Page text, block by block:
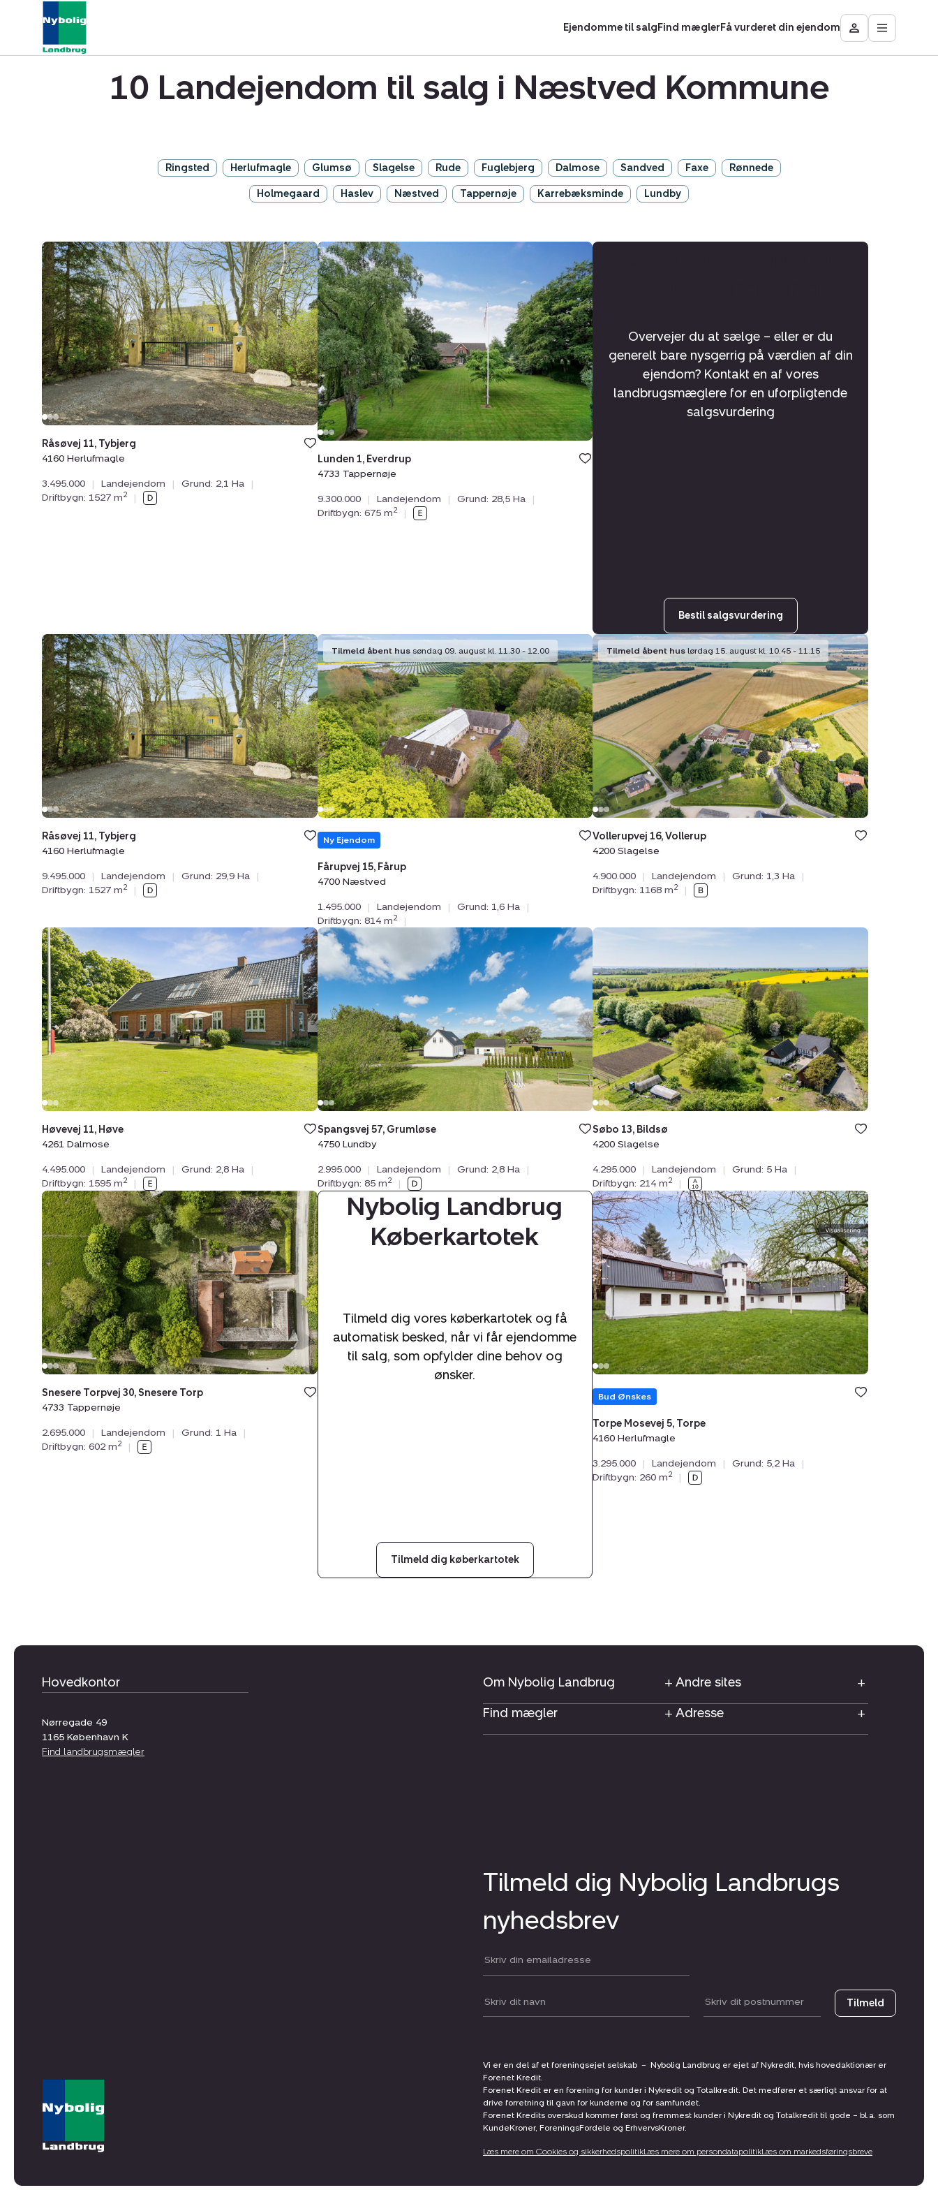
Ejendomme til salgFind mæglerFå vurderet din ejendom
Besøg
Mit
Åbn
10 Landejendom til salg i Næstved Kommune
Ringsted Herlufmagle Glumsø Slagelse Rude Fuglebjerg Dalmose Sandved Faxe Rønnede
Holmegaard Haslev Næstved Tappernøje Karrebæksminde Lundby
Landejendom:
Råsøvej
11,
Tybjerg,
4160
Herlufmagle
Råsøvej 11, Tybjerg
4160 Herlufmagle
3.495.000 | Landejendom | Grund: 2,1 Ha
|
Driftbygn: 1527 m2 |
Landejendom:
Lunden
1,
Everdrup,
4733
Tappernøje
Lunden 1, Everdrup
4733 Tappernøje
9.300.000 | Landejendom | Grund: 28,5 Ha
|
Driftbygn: 675 m2 |
Overvejer du at sælge – eller er du
generelt bare nysgerrig på værdien af din
ejendom? Kontakt en af vores
landbrugsmæglere for en uforpligtende
salgsvurdering
Bestil salgsvurdering
Landejendom:
Råsøvej
11,
Tybjerg,
4160
Herlufmagle
Råsøvej 11, Tybjerg
4160 Herlufmagle
9.495.000 | Landejendom | Grund: 29,9 Ha
|
Driftbygn: 1527 m2 |
Landejendom:
Fårupvej
15,
Fårup,
4700
Næstved
Tilmeld åbent hus søndag 09. august kl. 11.30 - 12.00
Ny Ejendom
Fårupvej 15, Fårup
4700 Næstved
1.495.000 | Landejendom | Grund: 1,6 Ha
|
Driftbygn: 814 m2 |
Landejendom:
Vollerupvej
16,
Vollerup,
4200
Slagelse
Tilmeld åbent huslørdag 15. august kl. 10.45 - 11.15
Vollerupvej 16, Vollerup
4200 Slagelse
4.900.000 | Landejendom | Grund: 1,3 Ha
|
Driftbygn: 1168 m2 |
Landejendom:
Høvevej
11,
Høve,
4261
Dalmose
Høvevej 11, Høve
4261 Dalmose
4.495.000 | Landejendom | Grund: 2,8 Ha
|
Driftbygn: 1595 m2 |
Landejendom:
Spangsvej
57,
Grumløse,
4750
Lundby
Spangsvej 57, Grumløse
4750 Lundby
2.995.000 | Landejendom | Grund: 2,8 Ha
|
Driftbygn: 85 m2 |
Landejendom:
13,
Bildsø,
4200
Slagelse
Søbo 13, Bildsø
4200 Slagelse
4.295.000 | Landejendom | Grund: 5 Ha
|
Driftbygn: 214 m2 |
Landejendom:
Snesere
Torpvej
30,
Snesere
Torp,
4733
Tappernøje
Snesere Torpvej 30, Snesere Torp
4733 Tappernøje
2.695.000 | Landejendom | Grund: 1 Ha
|
Driftbygn: 602 m2 |
Nybolig Landbrug
Køberkartotek
Tilmeld dig vores køberkartotek og få
automatisk besked, når vi får ejendomme
til salg, som opfylder dine behov og
ønsker.
Tilmeld dig køberkartotek
Landejendom:
Torpe
Mosevej
5,
Torpe,
4160
Herlufmagle
Bud Ønskes
Torpe Mosevej 5, Torpe
4160 Herlufmagle
3.295.000 | Landejendom | Grund: 5,2 Ha
|
Driftbygn: 260 m2 |
Hovedkontor
Nørregade 49
1165 København K
Find landbrugsmægler
Om Nybolig Landbrug
Andre sites
Find mægler
Adresse
Tilmeld dig Nybolig Landbrugs
nyhedsbrev
Din email:
Dit navn: Postnummer Tilmeld
Vi er en del af et foreningsejet selskab – Nybolig Landbrug er ejet af Nykredit, hvis hovedaktionær er
Forenet Kredit.
Forenet Kredit er en forening for kunder i Nykredit og Totalkredit. Det medfører et særligt ansvar for at
drive forretning til gavn for kunderne og for samfundet.
Forenet Kredits overskud kommer først og fremmest kunder i Nykredit og Totalkredit til gode – bl.a. som
KundeKroner, ForeningsFordele og ErhvervsKroner.
Læs mere om Cookies og sikkerhedspolitikLæs mere om persondatapolitikLæs om markedsføringsbreve